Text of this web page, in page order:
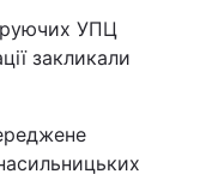
УПЦ
закликали